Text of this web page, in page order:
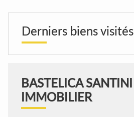
Derniers biens visités
BASTELICA SANTINI
IMMOBILIER